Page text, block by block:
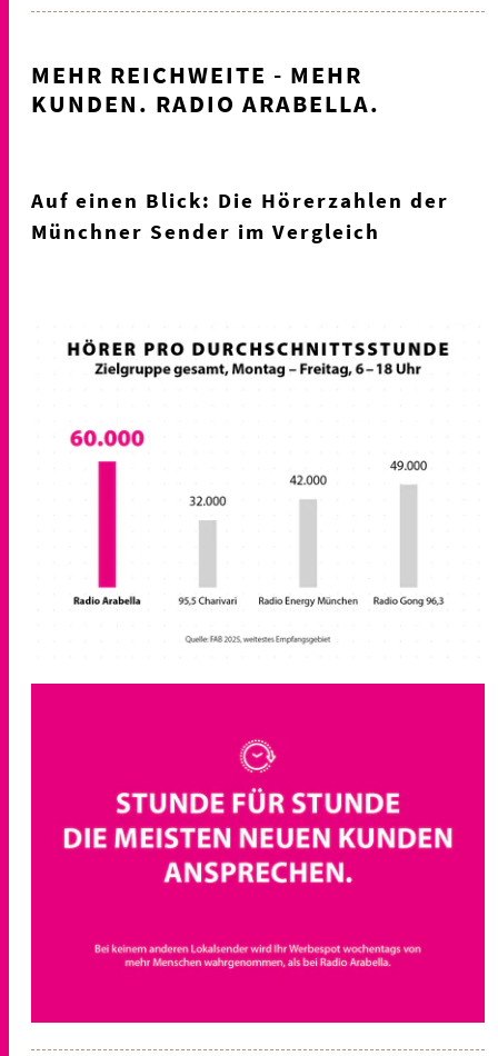
MEHR REICHWEITE - MEHR
KUNDEN. RADIO ARABELLA.
Auf einen Blick: Die Hörerzahlen der
Münchner Sender im Vergleich